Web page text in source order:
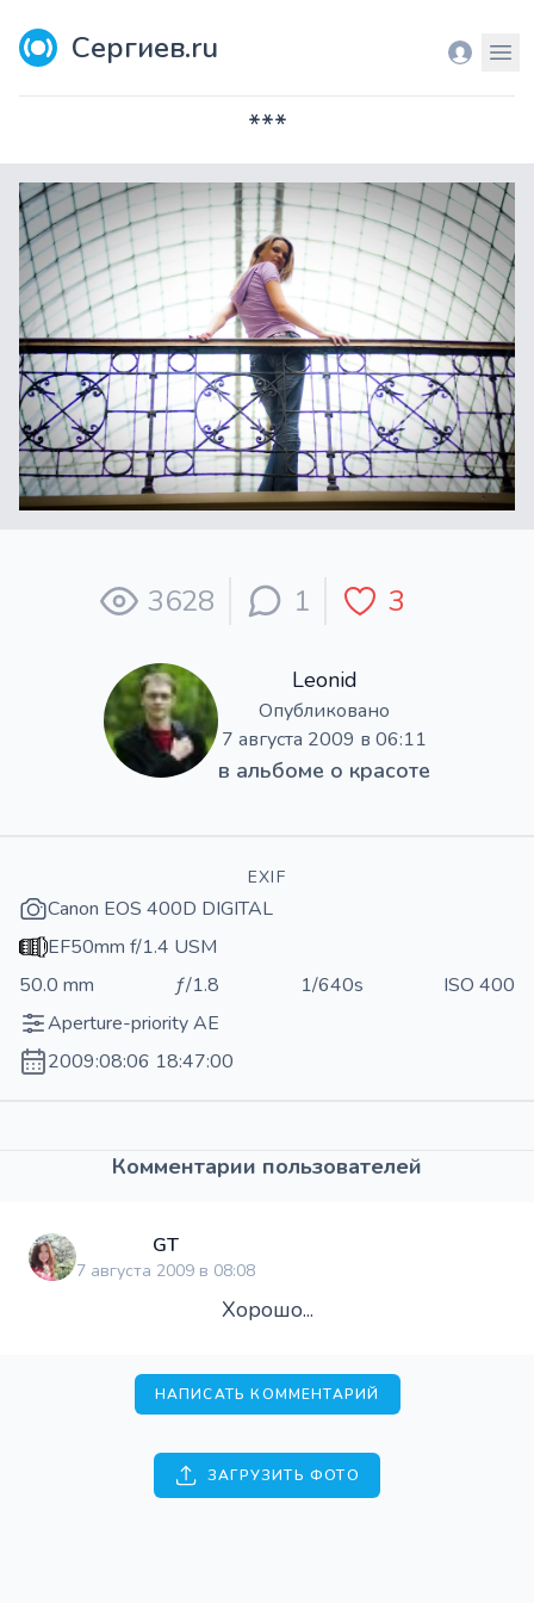
Сергиев.ru Вход
***
3628 1 3
Leonid
Опубликовано
7 августа 2009 в 06:11
в альбоме о красоте
EXIF
Canon EOS 400D DIGITAL
EF50mm f/1.4 USM
50.0 mm
ƒ/1.8 1/640s
ISO 400
Aperture-priority AE
2009:08:06 18:47:00
Комментарии пользователей
GT
7 августа 2009 в 08:08
Хорошо...
НАПИСАТЬ КОММЕНТАРИЙ
ЗАГРУЗИТЬ ФОТО